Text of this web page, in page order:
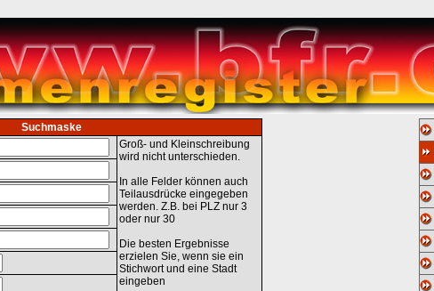
Suchmaske
Groß- und Kleinschreibung
wird nicht unterschieden.
In alle Felder können auch
Teilausdrücke eingegeben
werden. Z.B. bei PLZ nur 3
oder nur 30
Die besten Ergebnisse
erzielen Sie, wenn sie ein
Stichwort und eine Stadt
eingeben